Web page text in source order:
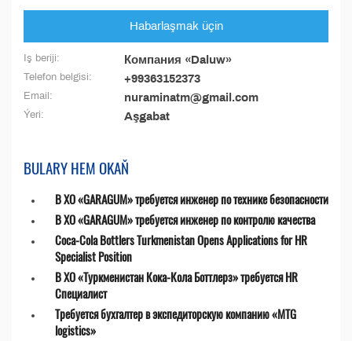
Habarlaşmak üçin
Iş beriji: Компания «Daluw»
Telefon belgisi: +99363152373
Email: nuraminatm@gmail.com
Ýeri: Aşgabat
BULARY HEM OKAŇ
В ХО «GARAGUM» требуется инженер по технике безопасности
В ХО «GARAGUM» требуется инженер по контролю качества
Coca-Cola Bottlers Turkmenistan Opens Applications for HR
Specialist Position
В ХО «Туркменистан Кока-Кола Боттлерз» требуется HR
Специалист
Требуется бухгалтер в экспедиторскую компанию «MTG
logistics»